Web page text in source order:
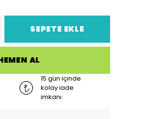
SEPETE EKLE
AL
15 gün içinde
kolay iade
imkanı